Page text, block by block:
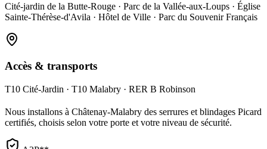
Cité-jardin de la Butte-Rouge · Parc de la Vallée-aux-Loups · Église
Sainte-Thérèse-d'Avila · Hôtel de Ville · Parc du Souvenir Français
Accès & transports
T10 Cité-Jardin · T10 Malabry · RER B Robinson
Nous installons à Châtenay-Malabry des serrures et blindages Picard
certifiés, choisis selon votre porte et votre niveau de sécurité.